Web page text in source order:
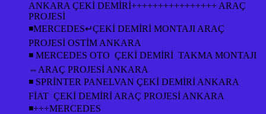
ANKARA ÇEKİ DEMİRİ++++++++++++++++ ARAÇ
PROJESİ
◾MERCEDES↵ÇEKİ DEMİRİ MONTAJI ARAÇ
PROJESİ OSTİM ANKARA
◾ MERCEDES OTO ÇEKİ DEMİRİ TAKMA MONTAJI
⇔ARAÇ PROJESİ ANKARA
◾ SPRİNTER PANELVAN ÇEKİ DEMİRİ ANKARA
FİAT ÇEKİ DEMİRİ ARAÇ PROJESİ ANKARA
◾+++MERCEDES